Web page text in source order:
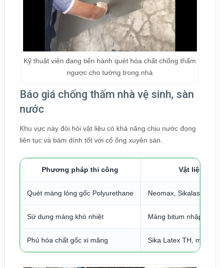
Kỹ thuật viên đang tiến hành quét hóa chất chống thấm
ngược cho tường trong nhà
Báo giá chống thấm nhà vệ sinh, sàn
nước
Khu vực này đòi hỏi vật liệu có khả năng chịu nước đọng
liên tục và bám dính tốt với cổ ống xuyên sàn.
Phương pháp thi công Vật liệu sử
Quét màng lỏng gốc Polyurethane Neomax, Sikalastic
Sử dụng màng khò nhiệt Màng bitum nhập
Phủ hóa chất gốc xi măng Sika Latex TH, màng